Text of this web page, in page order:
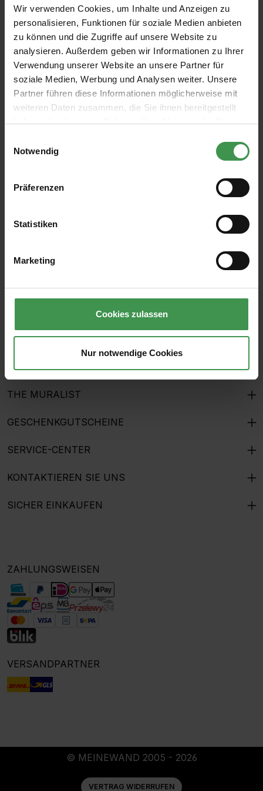
Wir verwenden Cookies, um Inhalte und Anzeigen zu
personalisieren, Funktionen für soziale Medien anbieten
zu können und die Zugriffe auf unsere Website zu
analysieren. Außerdem geben wir Informationen zu Ihrer
Verwendung unserer Website an unsere Partner für
soziale Medien, Werbung und Analysen weiter. Unsere
Partner führen diese Informationen möglicherweise mit
weiteren Daten zusammen, die Sie ihnen bereitgestellt
haben oder die sie im Rahmen Ihrer Nutzung der Dienste
Notwendig
Präferenzen
Statistiken
Marketing
Cookies zulassen
Nur notwendige Cookies
1,57 €
Abonnieren Sie den kostenlosen Newsletter und
zur Kenntnis
genommen und die
gelesen und bin mit ihnen
ÜBER UNS
HILFE & KUNDENSERVICE
THE MURALIST
GESCHENKGUTSCHEINE
SERVICE-CENTER
KONTAKTIEREN SIE UNS
SICHER EINKAUFEN
ZAHLUNGSWEISEN
VERSANDPARTNER
© MEINEWAND 2005 - 2026
VERTRAG WIDERRUFEN